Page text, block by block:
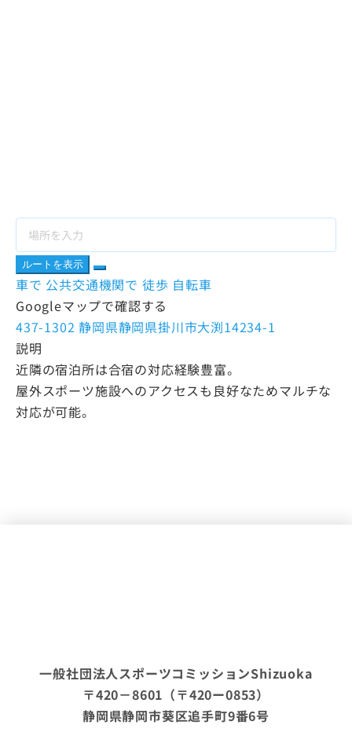
ルートを表示
車で 公共交通機関で 徒歩 自転車
Googleマップで確認する
437-1302 静岡県静岡県掛川市大渕14234-1
説明
近隣の宿泊所は合宿の対応経験豊富。
屋外スポーツ施設へのアクセスも良好なためマルチな
対応が可能。
一般社団法人スポーツコミッションShizuoka
〒420－8601（〒420ー0853）
静岡県静岡市葵区追手町9番6号